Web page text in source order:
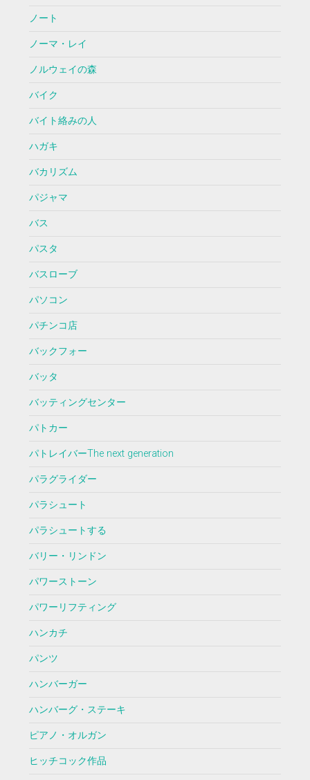
ノート
ノーマ・レイ
ノルウェイの森
バイク
バイト絡みの人
ハガキ
バカリズム
パジャマ
バス
パスタ
バスローブ
パソコン
パチンコ店
バックフォー
バッタ
バッティングセンター
パトカー
パトレイバーThe next generation
パラグライダー
パラシュート
パラシュートする
バリー・リンドン
パワーストーン
パワーリフティング
ハンカチ
パンツ
ハンバーガー
ハンバーグ・ステーキ
ピアノ・オルガン
ヒッチコック作品